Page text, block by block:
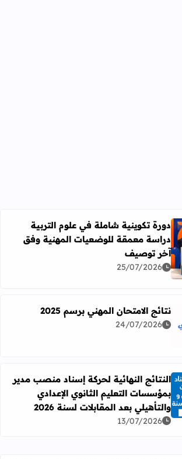
عن دورة تكوينية شاملة في علوم التربية
دورة تكوينية شاملة في علوم التربية
دراسة معمقة للوضعيات المهنية وفق
آخر توصيف
25/07/2026
عن نتائج الامتحان المهني برسم 2025
نتائج الامتحان المهني برسم 2025
24/07/2026
عن النتائج النهائية لحركة إسناد منصب مدير
النتائج النهائية لحركة إسناد منصب مدير
بمؤسسات التعليم الثانوي الإعدادي
والتأهيلي بعد المقابلات لسنة 2026
13/07/2026